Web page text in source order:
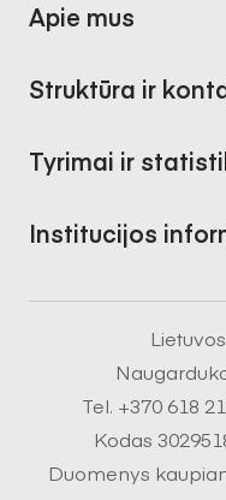
Apie mus
Struktūra ir
Tyrimai ir
Institucijos
Tel. +370 618
Kodas
Duomenys